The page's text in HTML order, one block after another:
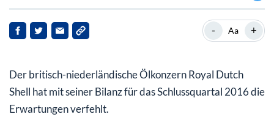
Shell trennt sich vom Tafelsilber
Shell Aktie: Es geht aufwärts
- Aa +
Der britisch-niederländische Ölkonzern Royal Dutch
Shell hat mit seiner Bilanz für das Schlussquartal 2016 die
Erwartungen verfehlt.